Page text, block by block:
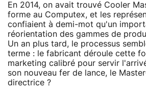
En 2014, on avait trouvé Cooler
forme au Computex, et les
confiaient à demi-mot qu'un
réorientation des gammes de
Un an plus tard, le processus
terme : le fabricant déroule cette
marketing calibré pour servir
son nouveau fer de lance, le
directrice ?